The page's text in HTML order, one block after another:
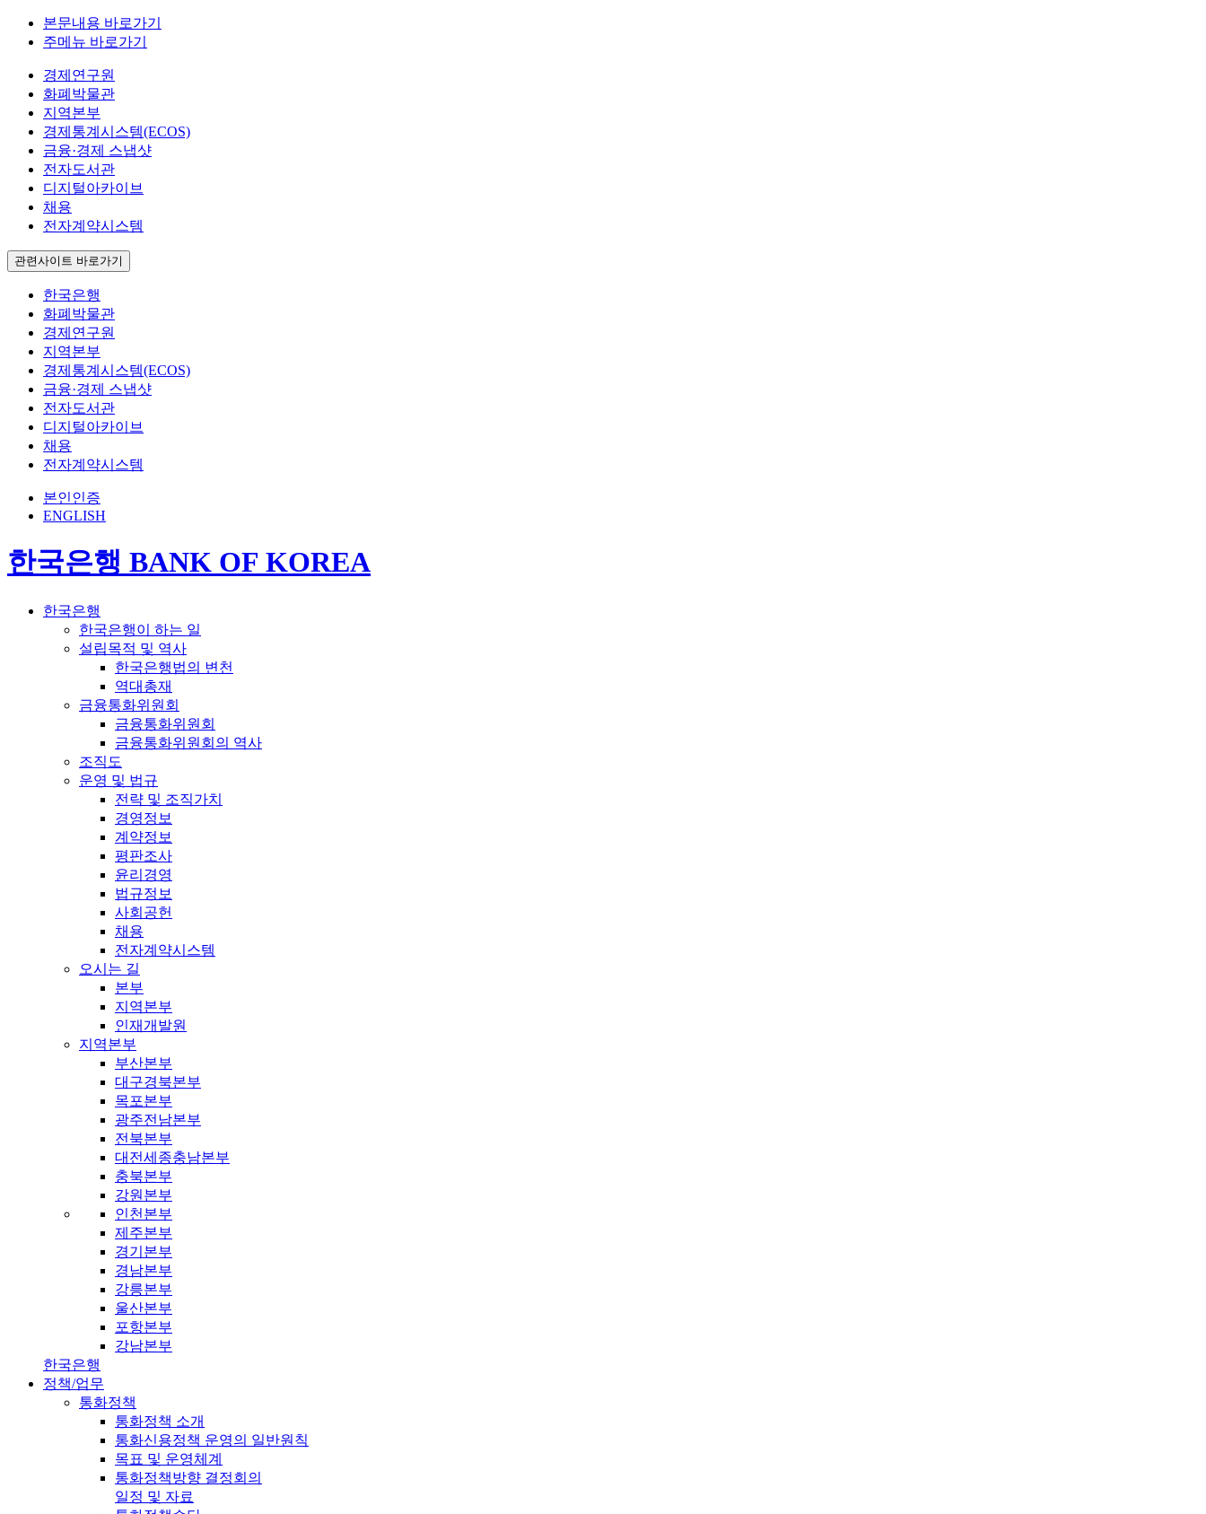
본문내용 바로가기
주메뉴 바로가기
경제연구원
화폐박물관
지역본부
경제통계시스템(ECOS)
금융·경제 스냅샷
전자도서관
디지털아카이브
채용
전자계약시스템
관련사이트 바로가기
한국은행
화폐박물관
경제연구원
지역본부
경제통계시스템(ECOS)
금융·경제 스냅샷
전자도서관
디지털아카이브
채용
전자계약시스템
본인인증
ENGLISH
한국은행 BANK OF KOREA
한국은행
한국은행이 하는 일
설립목적 및 역사
한국은행법의 변천
역대총재
금융통화위원회
금융통화위원회
금융통화위원회의 역사
조직도
운영 및 법규
전략 및 조직가치
경영정보
계약정보
평판조사
윤리경영
법규정보
사회공헌
채용
전자계약시스템
오시는 길
본부
지역본부
인재개발원
지역본부
부산본부
대구경북본부
목포본부
광주전남본부
전북본부
대전세종충남본부
충북본부
강원본부
인천본부
제주본부
경기본부
경남본부
강릉본부
울산본부
포항본부
강남본부
한국은행
정책/업무
통화정책
통화정책 소개
통화신용정책 운영의 일반원칙
목표 및 운영체계
통화정책방향 결정회의
일정 및 자료